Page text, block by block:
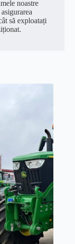
noastre
să exploatați